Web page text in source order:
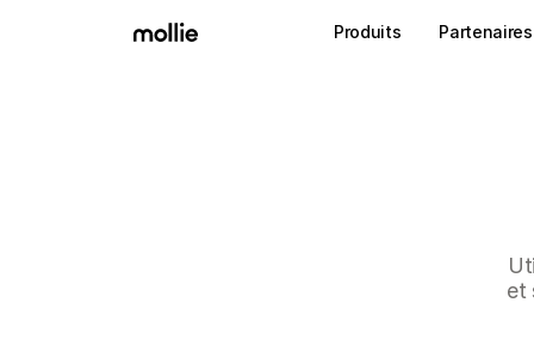
et
Produits Partenaires